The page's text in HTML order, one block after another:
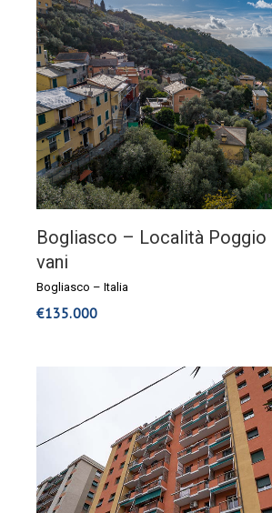
Bogliasco – Località Poggio
vani
Bogliasco – Italia
€135.000